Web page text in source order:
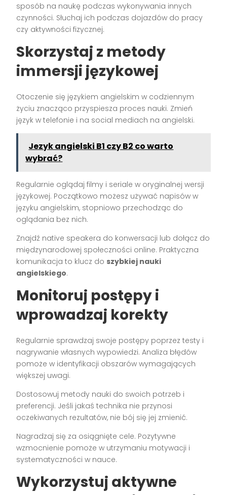
sposób na naukę podczas wykonywania innych
czynności. Słuchaj ich podczas dojazdów do pracy
czy aktywności fizycznej.
Skorzystaj z metody
immersji językowej
Otoczenie się językiem angielskim w codziennym
życiu znacząco przyspiesza proces nauki. Zmień
język w telefonie i na social mediach na angielski.
Jezyk angielski B1 czy B2 co warto
wybrać?
Regularnie oglądaj filmy i seriale w oryginalnej wersji
językowej. Początkowo możesz używać napisów w
języku angielskim, stopniowo przechodząc do
oglądania bez nich.
Znajdź native speakera do konwersacji lub dołącz do
międzynarodowej społeczności online. Praktyczna
komunikacja to klucz do szybkiej nauki
angielskiego.
Monitoruj postępy i
wprowadzaj korekty
Regularnie sprawdzaj swoje postępy poprzez testy i
nagrywanie własnych wypowiedzi. Analiza błędów
pomoże w identyfikacji obszarów wymagających
większej uwagi.
Dostosowuj metody nauki do swoich potrzeb i
preferencji. Jeśli jakaś technika nie przynosi
oczekiwanych rezultatów, nie bój się jej zmienić.
Nagradzaj się za osiągnięte cele. Pozytywne
wzmocnienie pomoże w utrzymaniu motywacji i
systematyczności w nauce.
Wykorzystuj aktywne